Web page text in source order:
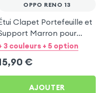
OPPO RENO 13
Clapet Portefeuille et
Marron pour
Reno 13
3 couleurs + 5 option
€
AJOUTER